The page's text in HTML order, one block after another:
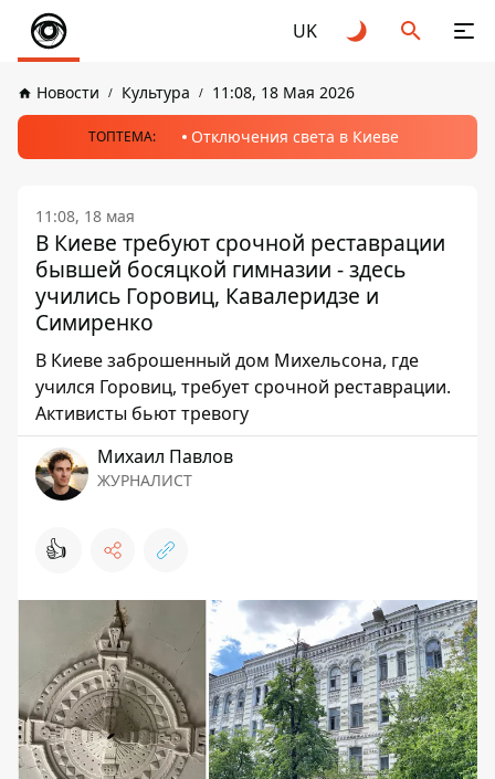
UK
Новости Культура 11:08, 18 Мая 2026
ТОПТЕМА: Отключения света в Киеве
11:08, 18 мая
В Киеве требуют срочной реставрации
бывшей босяцкой гимназии - здесь
учились Горовиц, Кавалеридзе и
Симиренко
В Киеве заброшенный дом Михельсона, где
учился Горовиц, требует срочной реставрации.
Активисты бьют тревогу
Михаил Павлов
ЖУРНАЛИСТ
👍